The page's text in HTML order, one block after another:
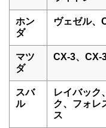
ホン
ダ
ヴェゼル、
マツ
ダ
CX-3、CX-
スバ
ル
レイバック
ク、フォレ
ス